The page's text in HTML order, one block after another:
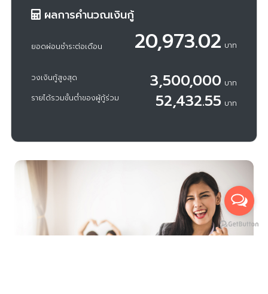
ผลการคำนวณเงินกู้
20,973.02 บาท
ยอดผ่อนชำระต่อเดือน
วงเงินกู้สูงสุด 3,500,000 บาท
รายได้รวมขั้นต่ำของผู้กู้ร่วม
52,432.55 บาท